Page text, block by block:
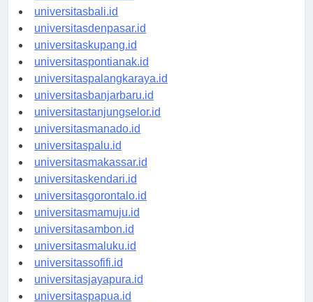
universitasbanten.id
universitasbali.id
universitasdenpasar.id
universitaskupang.id
universitaspontianak.id
universitaspalangkaraya.id
universitasbanjarbaru.id
universitastanjungselor.id
universitasmanado.id
universitaspalu.id
universitasmakassar.id
universitaskendari.id
universitasgorontalo.id
universitasmamuju.id
universitasambon.id
universitasmaluku.id
universitassofifi.id
universitasjayapura.id